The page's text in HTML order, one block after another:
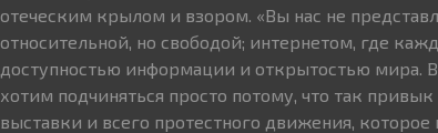
отеческим крылом и взором. «Вы нас не
относительной, но свободой; интернетом, где
доступностью информации и открытостью мира.
хотим подчиняться просто потому, что так
выставки и всего протестного движения,